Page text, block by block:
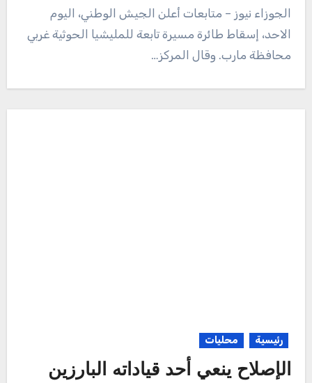
الاحد، إسقاط طائرة مسيرة تابعة للمليشيا الحوثية غربي
محافظة مارب. وقال المركز…
رئيسية محليات
الإصلاح ينعي أحد قياداته البارزين